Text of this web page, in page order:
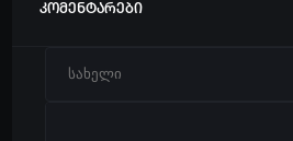
კომენტარები